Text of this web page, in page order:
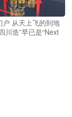
户 从天上飞的到地
川造”早已是“Next